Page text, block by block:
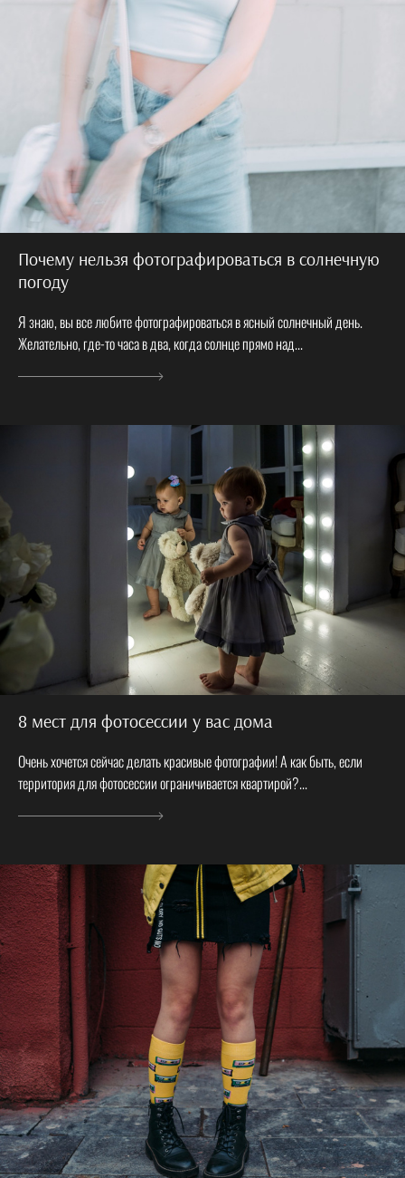
Почему нельзя фотографироваться в солнечную
погоду
Я знаю, вы все любите фотографироваться в ясный солнечный день.
Желательно, где-то часа в два, когда солнце прямо над...
8 мест для фотосессии у вас дома
Очень хочется сейчас делать красивые фотографии! А как быть, если
территория для фотосессии ограничивается квартирой?...